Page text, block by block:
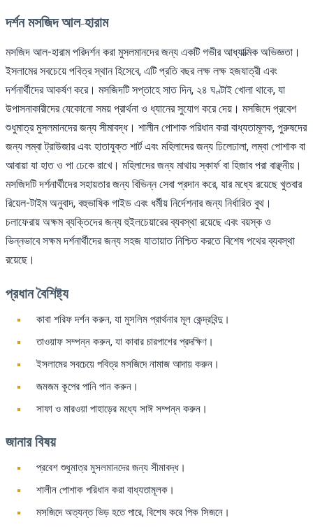
দর্শন মসজিদ আল-হারাম
মসজিদ আল-হারাম পরিদর্শন করা মুসলমানদের জন্য একটি গভীর আধ্যাত্মিক অভিজ্ঞতা।
ইসলামের সবচেয়ে পবিত্র স্থান হিসেবে, এটি প্রতি বছর লক্ষ লক্ষ হজযাত্রী এবং
দর্শনার্থীদের আকর্ষণ করে। মসজিদটি সপ্তাহে সাত দিন, ২৪ ঘণ্টাই খোলা থাকে, যা
উপাসনাকারীদের যেকোনো সময় প্রার্থনা ও ধ্যানের সুযোগ করে দেয়। মসজিদে প্রবেশ
শুধুমাত্র মুসলমানদের জন্য সীমাবদ্ধ। শালীন পোশাক পরিধান করা বাধ্যতামূলক, পুরুষদের
জন্য লম্বা ট্রাউজার এবং হাতাযুক্ত শার্ট এবং মহিলাদের জন্য ঢিলেঢালা, লম্বা পোশাক বা
আবায়া যা হাত ও পা ঢেকে রাখে। মহিলাদের জন্য মাথায় স্কার্ফ বা হিজাব পরা বাঞ্ছনীয়।
মসজিদটি দর্শনার্থীদের সহায়তার জন্য বিভিন্ন সেবা প্রদান করে, যার মধ্যে রয়েছে খুতবার
রিয়েল-টাইম অনুবাদ, বহুভাষিক গাইড এবং ধর্মীয় নির্দেশনার জন্য নির্ধারিত বুথ।
চলাফেরায় অক্ষম ব্যক্তিদের জন্য হুইলচেয়ারের ব্যবস্থা রয়েছে এবং বয়স্ক ও
ভিন্নভাবে সক্ষম দর্শনার্থীদের জন্য সহজ যাতায়াত নিশ্চিত করতে বিশেষ পথের ব্যবস্থা
রয়েছে।
প্রধান বৈশিষ্ট্য
কাবা শরিফ দর্শন করুন, যা মুসলিম প্রার্থনার মূল কেন্দ্রবিন্দু।
তাওয়াফ সম্পন্ন করুন, যা কাবার চারপাশের প্রদক্ষিণ।
ইসলামের সবচেয়ে পবিত্র মসজিদে নামাজ আদায় করুন।
জমজম কূপের পানি পান করুন।
সাফা ও মারওয়া পাহাড়ের মধ্যে সাঈ সম্পন্ন করুন।
জানার বিষয়
প্রবেশ শুধুমাত্র মুসলমানদের জন্য সীমাবদ্ধ।
শালীন পোশাক পরিধান করা বাধ্যতামূলক।
মসজিদে অত্যন্ত ভিড় হতে পারে, বিশেষ করে পিক সিজনে।